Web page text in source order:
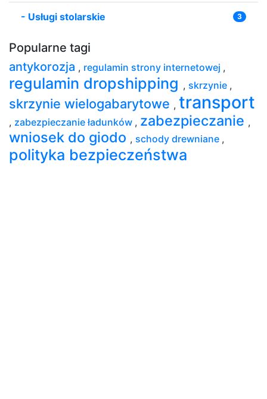
- Usługi stolarskie 3
Popularne tagi
antykorozja , regulamin strony internetowej ,
regulamin dropshipping , skrzynie ,
skrzynie wielogabarytowe , transport
, zabezpieczanie ładunków , zabezpieczanie ,
wniosek do giodo , schody drewniane ,
polityka bezpieczeństwa